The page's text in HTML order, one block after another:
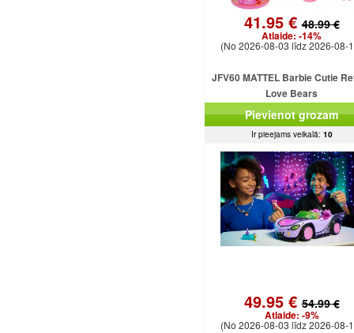
41.95 €48.99 €
Atlaide: -14%
(No 2026-08-03 līdz 2026-08-
JFV60 MATTEL Barbie Cutie
Love Bears
Pievienot grozam
Ir pieejams veikalā: 10
49.95 €54.99 €
Atlaide: -9%
(No 2026-08-03 līdz 2026-08-